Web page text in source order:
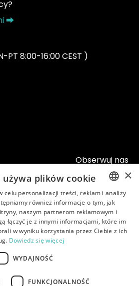
⮕
PT 8:00-16:00 CEST )
Obserwuj nas
Sklep • Instrukcje
prywatności
ENGLISH
POLISH
×
używa plików cookie
celu personalizacji treści, reklam i analizy
również informacje o tym, jak
naszym partnerom reklamowym i
łączyć je z innymi informacjami, które im
w wyniku korzystania przez Ciebie z ich
Dowiedz się więcej
WYDAJNOŚĆ
FUNKCJONALNOŚĆ